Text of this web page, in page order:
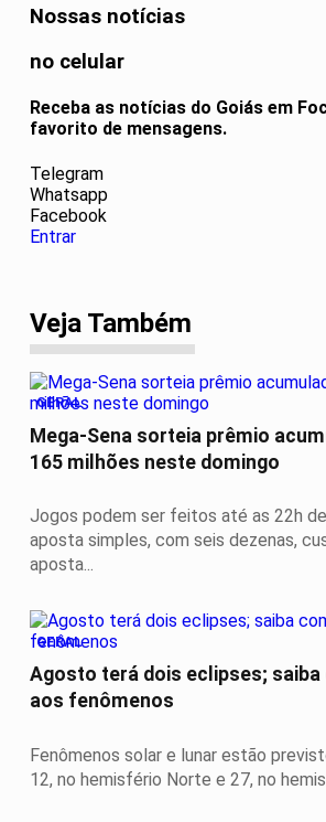
Nossas notícias
no celular
Receba as notícias do Goiás em
favorito de mensagens.
Telegram
Whatsapp
Facebook
Entrar
Veja Também
GERAL
Mega-Sena sorteia prêmio
165 milhões neste domingo
Jogos podem ser feitos até as 22h
aposta simples, com seis dezenas,
aposta...
GERAL
Agosto terá dois eclipses;
aos fenômenos
Fenômenos solar e lunar estão
12, no hemisfério Norte e 27, no